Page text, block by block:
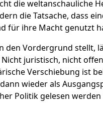
die weltanschauliche
die Tatsache, dass
für ihre Macht genutzt
den Vordergrund stellt,
juristisch, nicht
Verschiebung ist
wieder als
Politik gelesen